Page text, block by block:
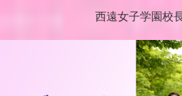
西遠女子学園校